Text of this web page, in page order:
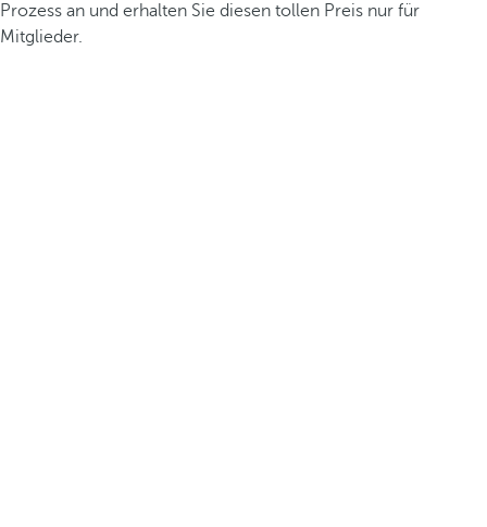
Prozess an und erhalten Sie diesen tollen Preis nur für
Mitglieder.